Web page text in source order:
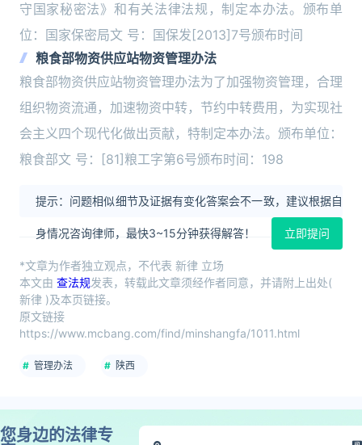
守国家秘密法》和有关法律法规，制定本办法。颁布单
位：国家保密局文 号：国保发[2013]7号颁布时间
粮食部物资供应站物资管理办法
粮食部物资供应站物资管理办法为了加强物资管理，合理
组织物资流通，加速物资中转，节约中转费用，为实现社
会主义四个现代化做出贡献，特制定本办法。颁布单位：
粮食部文 号：[81]粮工字第6号颁布时间：198
提示：问题相似细节及证据有变化答案会不一致，建议根据自
身情况咨询律师，最快3~15分钟获得解答！ 立即提问
*文章为作者独立观点，不代表 新律 立场
本文由 查法规发表，转载此文章须经作者同意，并请附上出处(
新律 )及本页链接。
原文链接
https://www.mcbang.com/find/minshangfa/1011.html
管理办法 陕西
您身边的法律专